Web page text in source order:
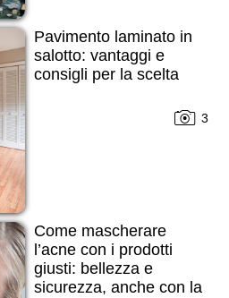
Pavimento laminato in
salotto: vantaggi e
consigli per la scelta
3
Come mascherare
l’acne con i prodotti
giusti: bellezza e
sicurezza, anche con la